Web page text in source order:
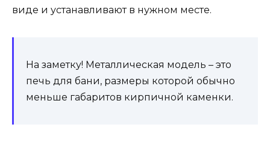
виде и устанавливают в нужном месте.
На заметку! Металлическая модель – это
печь для бани, размеры которой обычно
меньше габаритов кирпичной каменки.